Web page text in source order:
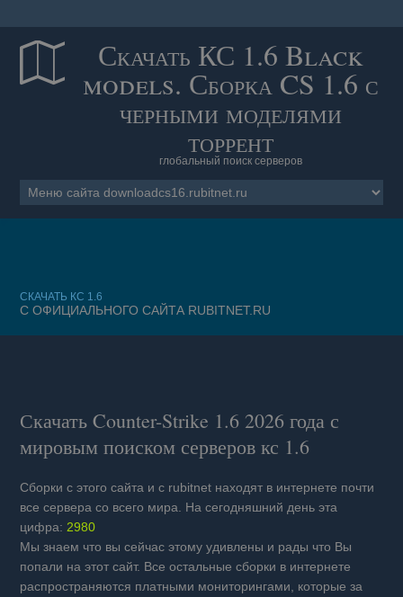
Скачать КС 1.6 Black
models. Сборка CS 1.6 с
черными моделями
торрент
глобальный поиск серверов
CКАЧАТЬ КС 1.6
С ОФИЦИАЛЬНОГО САЙТА RUBITNET.RU
Скачать Counter-Strike 1.6 2026 года с
мировым поиском серверов кс 1.6
Сборки с этого сайта и с rubitnet находят в интернете почти
все сервера со всего мира. На сегодняшний день эта
цифра: 2980
Мы знаем что вы сейчас этому удивлены и рады что Вы
попали на этот сайт. Все остальные сборки в интернете
распространяются платными мониторингами, которые за